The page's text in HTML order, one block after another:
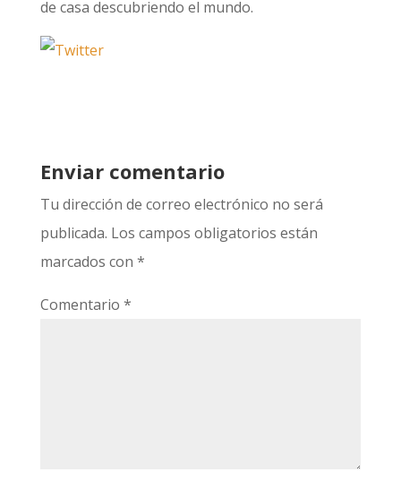
de casa descubriendo el mundo.
Enviar comentario
Tu dirección de correo electrónico no será
publicada. Los campos obligatorios están
marcados con *
Comentario *